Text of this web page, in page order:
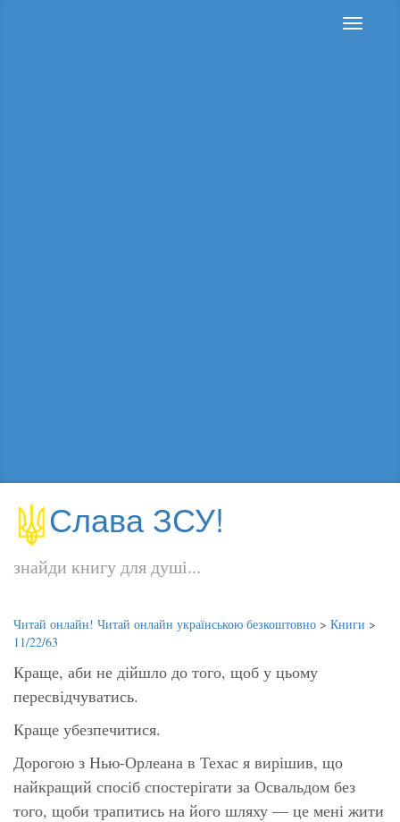
Слава ЗСУ!
знайди книгу для душі...
Читай онлайн! Читай онлайн українською безкоштовно > Книги >
11/22/63
Краще, аби не дійшло до того, щоб у цьому
пересвідчуватись.
Краще убезпечитися.
Дорогою з Нью-Орлеана в Техас я вирішив, що
найкращий спосіб спостерігати за Освальдом без
того, щоби трапитись на його шляху — це мені жити